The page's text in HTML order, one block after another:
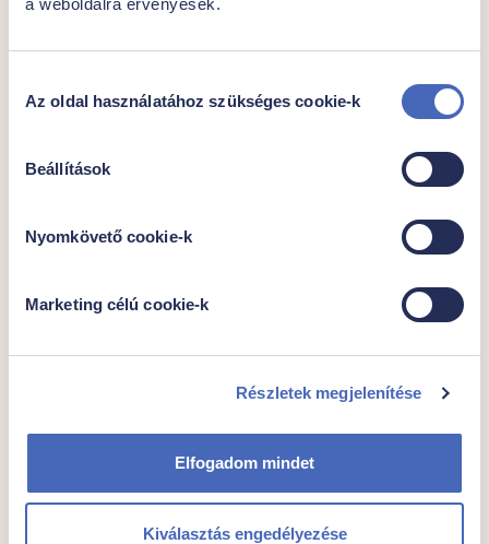
kiválasztása
Az oldal használatához szükséges cookie-k
Beállítások
Nyomkövető cookie-k
Marketing célú cookie-k
Részletek megjelenítése
Elfogadom mindet
Kiválasztás engedélyezése
-amelyből telített
-amelyből cukrok
16 g
További javaslataink